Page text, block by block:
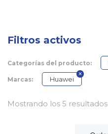
Filtros activos
Categorías del producto:
Marcas: Huawei
Mostrando los 5 resultados